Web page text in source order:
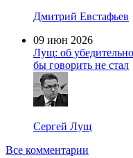
Дмитрий Евстафьев
09 июн 2026
Лущ: об
бы говорить не стал
Сергей Лущ
Все комментарии